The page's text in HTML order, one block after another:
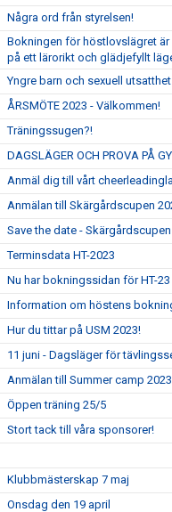
Några ord från styrelsen!
Bokningen för höstlovslägret
på ett lärorikt och glädjefyllt
Yngre barn och sexuell
ÅRSMÖTE 2023 - Välkommen!
Träningssugen?!
DAGSLÄGER OCH PROVA PÅ
Anmäl dig till vårt
Anmälan till Skärgårdscupen
Save the date - Skärgårdscupen
Terminsdata HT-2023
Nu har bokningssidan för HT-
Information om höstens
Hur du tittar på USM 2023!
11 juni - Dagsläger för
Anmälan till Summer camp
Öppen träning 25/5
Stort tack till våra sponsorer!
Klubbmästerskap 7 maj
Onsdag den 19 april